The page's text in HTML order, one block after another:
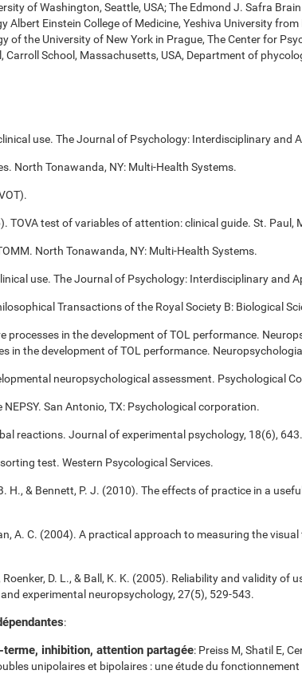
of Washington, Seattle, USA; The Edmond J. Safra
Einstein College of Medicine, Yeshiva University from
of the University of New York in Prague, The Center for
Carroll School, Massachusetts, USA, Department of
use. The Journal of Psychology: Interdisciplinary and
North Tonawanda, NY: Multi-Health Systems.
TOVA test of variables of attention: clinical guide. St. Paul,
North Tonawanda, NY: Multi-Health Systems.
use. The Journal of Psychology: Interdisciplinary and
Transactions of the Royal Society B: Biological
processes in the development of TOL performance.
in the development of TOL performance.
neuropsychological assessment. Psychological
San Antonio, TX: Psychological corporation.
reactions. Journal of experimental psychology, 18(6), 643.
test. Western Psycological Services.
H., & Bennett, P. J. (2010). The effects of practice in a
A. C. (2004). A practical approach to measuring the
Roenker, D. L., & Ball, K. K. (2005). Reliability and validity
experimental neuropsychology, 27(5), 529-543.
:
inhibition, attention partagée: Preiss M, Shatil E,
unipolaires et bipolaires : une étude du